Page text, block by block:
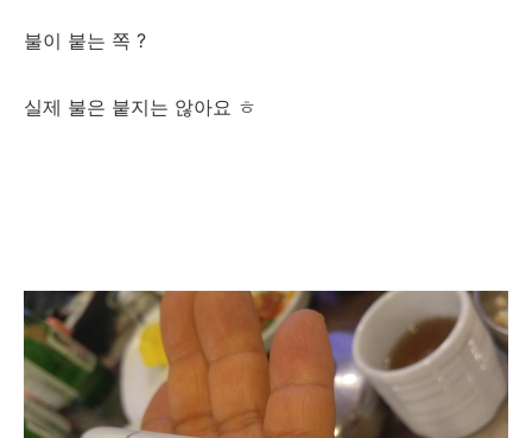
불이 붙는 쪽 ?
실제 불은 붙지는 않아요 ㅎ